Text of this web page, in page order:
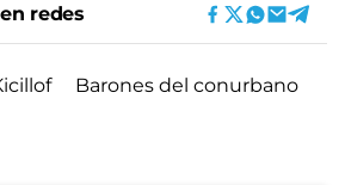
redes
Barones del conurbano